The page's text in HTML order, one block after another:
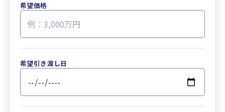
希望価格
希望引き渡し日